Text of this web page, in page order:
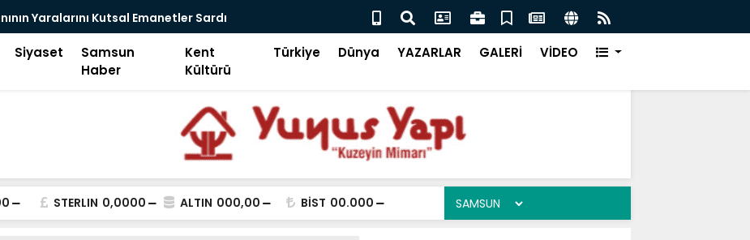
Kutsal Emanetler Sardı Motivasyonda Dijital Devrim-2
Siyaset
Samsun
Haber
Kent
Kültürü
Türkiye Dünya YAZARLAR GALERİ VİDEO
STERLIN 0,0000 ALTIN 000,00 BİST 00.000